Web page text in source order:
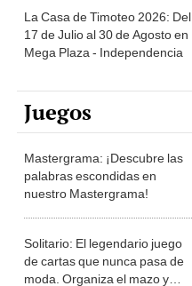
La Casa de Timoteo 2026: Del
17 de Julio al 30 de Agosto en
Mega Plaza - Independencia
Juegos
Mastergrama: ¡Descubre las
palabras escondidas en
nuestro Mastergrama!
Solitario: El legendario juego
de cartas que nunca pasa de
moda. Organiza el mazo y